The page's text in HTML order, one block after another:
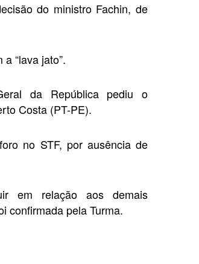
do ministro Fachin, de
“lava jato”.
da República pediu o
Costa (PT-PE).
no STF, por ausência de
em relação aos demais
confirmada pela Turma.